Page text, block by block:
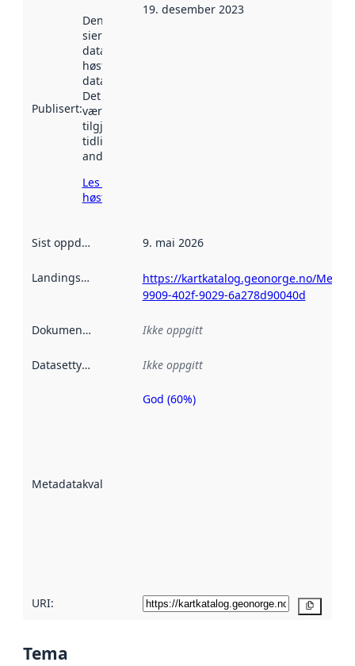
Publisert:
Denne datoen
sier når
datasettet ble
høstet av
data.norge.no.
Det kan ha
vært
tilgjengelig
tidligere
andre steder.
Les mer om
høsting her
19. desember 2023
Sist oppdatert 9. mai 2026
Landingsside
https://kartkatalog.geonorge.no/
9909-402f-9029-6a278d90040d
Dokumentasjon Ikke oppgitt
Datasettype Ikke oppgitt
Metadatakvalitet
Metadatakvalitet
God (60%)
URI:
Tema